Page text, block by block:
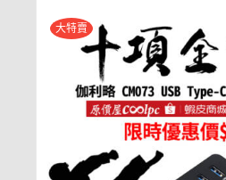
大特賣